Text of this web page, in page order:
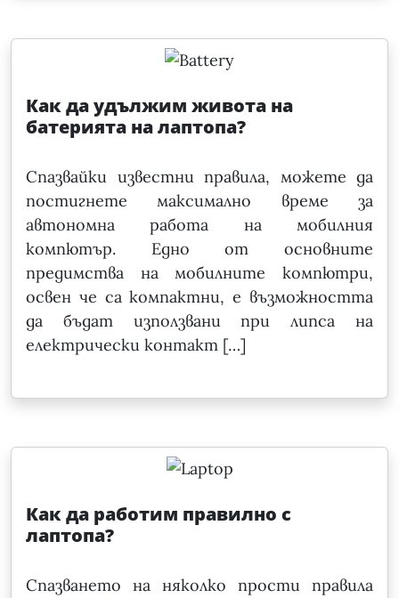
Как да удължим живота на
батерията на лаптопа?
Спазвайки известни правила, можете да
постигнете максимално време за
автономна работа на мобилния
компютър. Едно от основните
предимства на мобилните компютри,
освен че са компактни, е възможността
да бъдат използвани при липса на
електрически контакт […]
Как да работим правилно с
лаптопа?
Спазването на няколко прости правила